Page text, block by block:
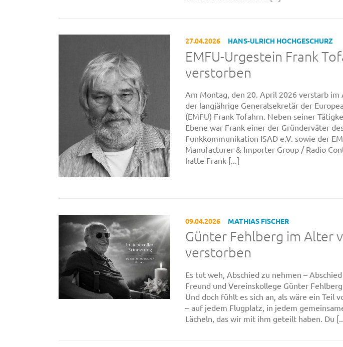
27.04.2026 HANS-ULRICH HOCHGESCHURZ
EMFU-Urgestein Frank
verstorben
Am Montag, den 20. April 2026 verstarb im
der langjährige Generalsekretär der
(EMFU) Frank Tofahrn. Neben seiner
Ebene war Frank einer der Gründerväter
Funkkommunikation ISAD e.V. sowie der
Manufacturer & Importer Group / Radio
hatte Frank [...]
09.04.2026 MATHIAS FISCHER
Günter Fehlberg im Alter
verstorben
Es tut weh, Abschied zu nehmen –
Freund und Vereinskollege Günter
Und doch fühlt es sich an, als wäre ein Teil
– auf jedem Flugplatz, in jedem
Lächeln, das wir mit ihm geteilt haben. Du